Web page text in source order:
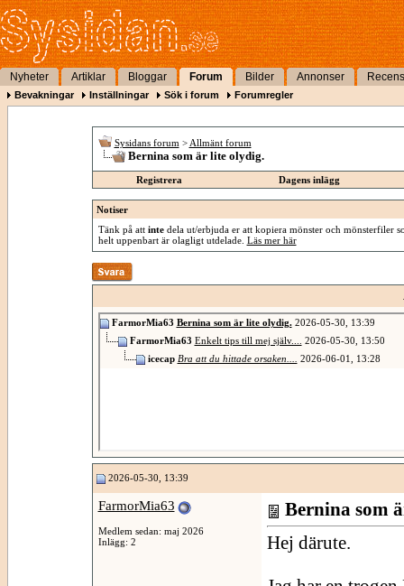
Nyheter Artiklar Bloggar Forum Bilder Annonser
Bevakningar Inställningar Sök i forum Forumregler
Sysidans forum > Allmänt forum
Bernina som är lite olydig.
Registrera Dagens inlägg
Notiser
Tänk på att intedela ut/erbjuda er att kopiera mönster och mönsterfiler
helt uppenbart är olagligt utdelade. Läs mer här
FarmorMia63 Bernina som är lite olydig.2026-05-30,
13:39
FarmorMia63 Enkelt tips till mej själv.... 2026-05-30,
13:50
icecap Bra att du hittade orsaken.... 2026-06-01, 13:28
2026-05-30, 13:39
FarmorMia63
Medlem sedan: maj 2026
Inlägg: 2
Bernina som
Hej därute.